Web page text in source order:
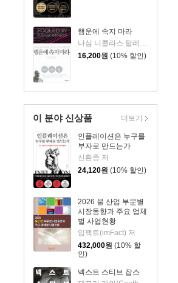
행운에 속지 마라
나심 니콜라스 탈레브 저/이건 역/신진오 감수
16,200원 (10% 할인)
이 분야 신상품
인플레이션은 누구를
부자로 만드는가
신환종 저
24,120원 (10% 할인)
2026 물 산업 부문별
시장동향과 주요 업체
별 사업현황
임팩트(imFact) 저
432,000원 (10% 할
인)
넥스트 스티브 잡스
더보기